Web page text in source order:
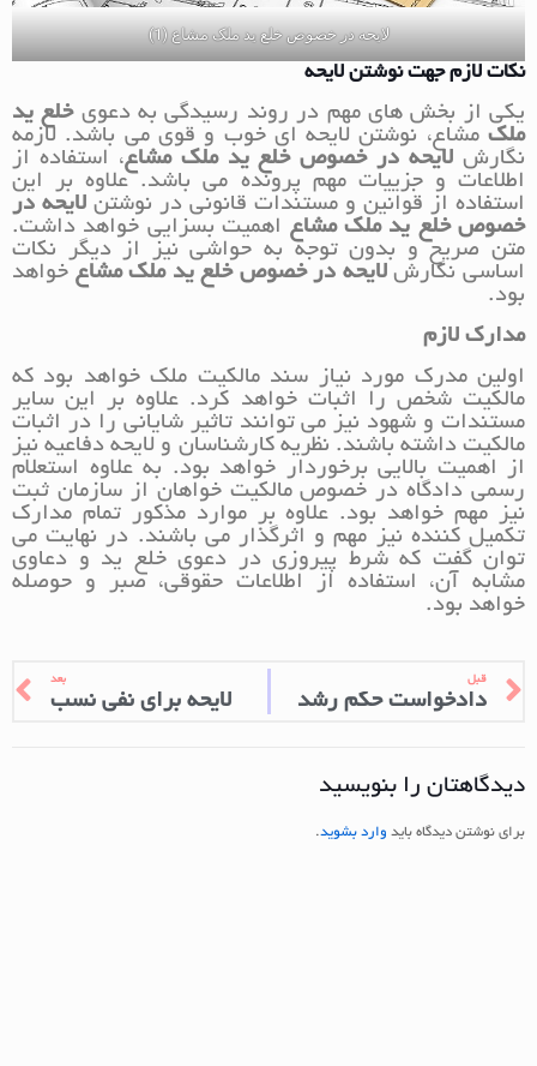
لایحه در خصوص خلع ید ملک مشاع (1)
نکات لازم جهت نوشتن لایحه
یکی از بخش های مهم در روند رسیدگی به دعویخلع ید
ملکمشاع، نوشتن لایحه ای خوب و قوی می باشد. لازمه
نگارش لایحه در خصوص خلع ید ملک مشاع، استفاده از
اطلاعات و جزییات مهم پرونده می باشد. علاوه بر این
استفاده از قوانین و مستندات قانونی در نوشتن لایحه در
خصوص خلع ید ملک مشاع اهمیت بسزایی خواهد داشت.
متن صریح و بدون توجه به حواشی نیز از دیگر نکات
اساسی نگارشلایحه در خصوص خلع ید ملک مشاع خواهد
بود.
مدارک لازم
اولین مدرک مورد نیاز سند مالکیت ملک خواهد بود که
مالکیت شخص را اثبات خواهد کرد. علاوه بر این سایر
مستندات و شهود نیز می توانند تاثیر شایانی را در اثبات
مالکیت داشته باشند. نظریه کارشناسان و لایحه دفاعیه نیز
از اهمیت بالایی برخوردار خواهد بود. به علاوه استعلام
رسمی دادگاه در خصوص مالکیت خواهان از سازمان ثبت
نیز مهم خواهد بود. علاوه بر موارد مذکور تمام مدارک
تکمیل کننده نیز مهم و اثرگذار می باشند. در نهایت می
توان گفت که شرط پیروزی در دعوی خلع ید و دعاوی
مشابه آن، استفاده از اطلاعات حقوقی، صبر و حوصله
خواهد بود.
قبل
دادخواست حکم رشد
بعد
لایحه برای نفی نسب
دیدگاهتان را بنویسید
برای نوشتن دیدگاه باید وارد بشوید.